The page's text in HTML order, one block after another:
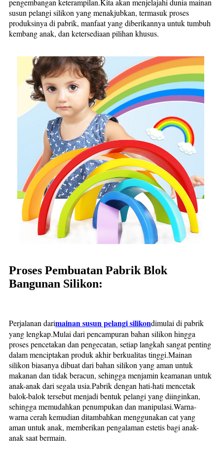
pengembangan keterampilan.Kita akan menjelajahi dunia mainan
susun pelangi silikon yang menakjubkan, termasuk proses
produksinya di pabrik, manfaat yang diberikannya untuk tumbuh
kembang anak, dan ketersediaan pilihan khusus.
Proses Pembuatan Pabrik Blok
Bangunan Silikon:
Perjalanan darimainan susun pelangi silikondimulai di pabrik
yang lengkap.Mulai dari pencampuran bahan silikon hingga
proses pencetakan dan pengecatan, setiap langkah sangat penting
dalam menciptakan produk akhir berkualitas tinggi.Mainan
silikon biasanya dibuat dari bahan silikon yang aman untuk
makanan dan tidak beracun, sehingga menjamin keamanan untuk
anak-anak dari segala usia.Pabrik dengan hati-hati mencetak
balok-balok tersebut menjadi bentuk pelangi yang diinginkan,
sehingga memudahkan penumpukan dan manipulasi.Warna-
warna cerah kemudian ditambahkan menggunakan cat yang
aman untuk anak, memberikan pengalaman estetis bagi anak-
anak saat bermain.